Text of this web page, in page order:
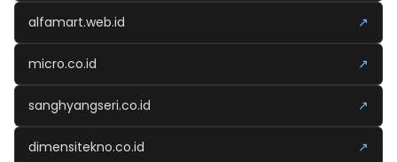
alfamart.web.id ↗
micro.co.id ↗
sanghyangseri.co.id ↗
dimensitekno.co.id ↗